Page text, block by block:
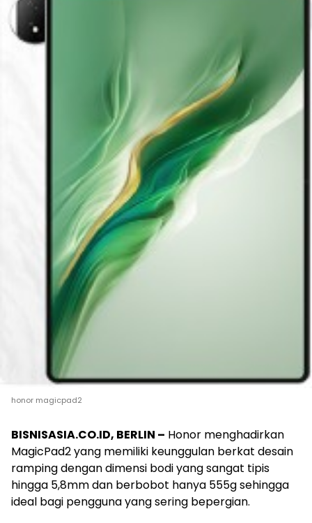
honor magicpad2
BISNISASIA.CO.ID, BERLIN – Honor menghadirkan
MagicPad2 yang memiliki keunggulan berkat desain
ramping dengan dimensi bodi yang sangat tipis
hingga 5,8mm dan berbobot hanya 555g sehingga
ideal bagi pengguna yang sering bepergian.